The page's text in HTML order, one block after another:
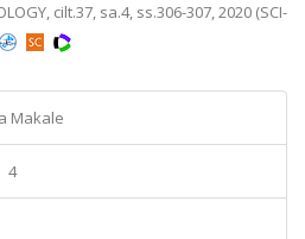
cilt.37, sa.4, ss.306-307, 2020 (SCI-
Makale
4